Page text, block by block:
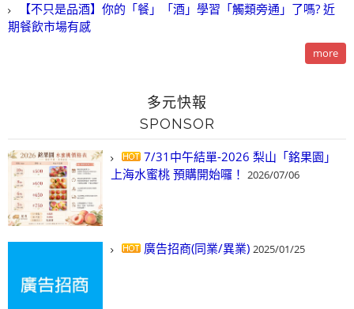
【不只是品酒】你的「餐」「酒」學習「觸類旁通」了嗎? 近
期餐飲市場有感
more
多元快報
SPONSOR
7/31中午結單-2026 梨山「銘果園」
上海水蜜桃 預購開始囉！ 2026/07/06
廣告招商(同業/異業) 2025/01/25